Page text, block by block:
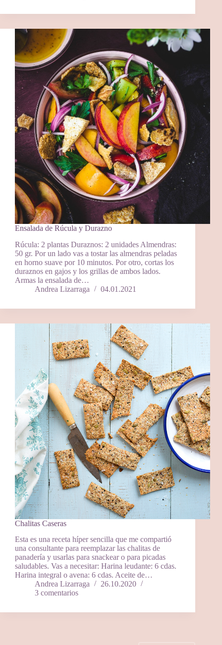
Ensalada de Rúcula y Durazno
Rúcula: 2 plantas Duraznos: 2 unidades Almendras:
50 gr. Por un lado vas a tostar las almendras peladas
en horno suave por 10 minutos. Por otro, cortas los
duraznos en gajos y los grillas de ambos lados.
Armas la ensalada de…
Andrea Lizarraga
04.01.2021
Chalitas Caseras
Esta es una receta híper sencilla que me compartió
una consultante para reemplazar las chalitas de
panadería y usarlas para snackear o para picadas
saludables. Vas a necesitar: Harina leudante: 6 cdas.
Harina integral o avena: 6 cdas. Aceite de…
Andrea Lizarraga
26.10.2020
3 comentarios